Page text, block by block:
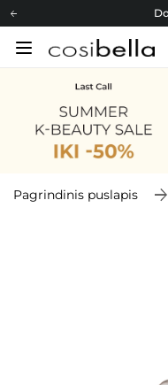
Pagrindinis puslapis